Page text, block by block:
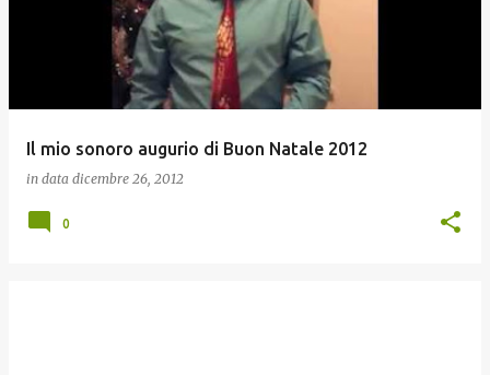
Il mio sonoro augurio di Buon Natale 2012
in data dicembre 26, 2012
0